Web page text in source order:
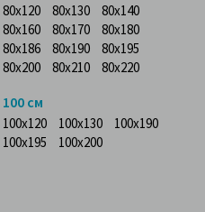
80x120 80x130
80x140
80x160
80x170
80x180
80x186
80x190
80x195
80x200
80x210 80x220
100 см
100x120 100x130
100x190
100x195
100x200